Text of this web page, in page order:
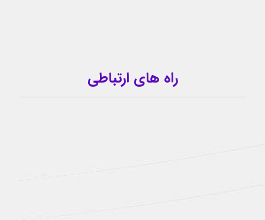
راه های ارتباطی